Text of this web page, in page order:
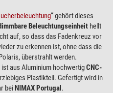
“ gehört dieses
Beleuchtungseinheit hellt
auf, so dass das Fadenkreuz vor
zu erkennen ist, ohne dass die
überstrahlt werden.
ist aus Aluminium hochwertigCNC-
Plastikteil. Gefertigt wird in
beiNIMAX Portugal.